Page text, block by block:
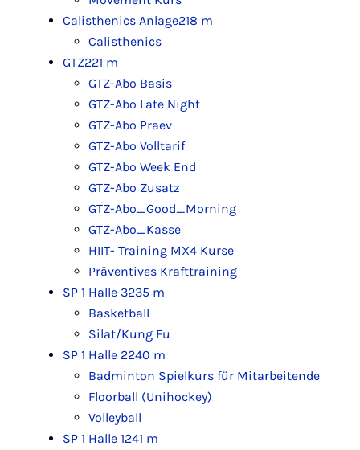
Calisthenics Anlage218 m
Calisthenics
GTZ221 m
GTZ-Abo Basis
GTZ-Abo Late Night
GTZ-Abo Praev
GTZ-Abo Volltarif
GTZ-Abo Week End
GTZ-Abo Zusatz
GTZ-Abo_Good_Morning
GTZ-Abo_Kasse
HIIT- Training MX4 Kurse
Präventives Krafttraining
SP 1 Halle 3235 m
Basketball
Silat/Kung Fu
SP 1 Halle 2240 m
Badminton Spielkurs für Mitarbeitende
Floorball (Unihockey)
Volleyball
SP 1 Halle 1241 m